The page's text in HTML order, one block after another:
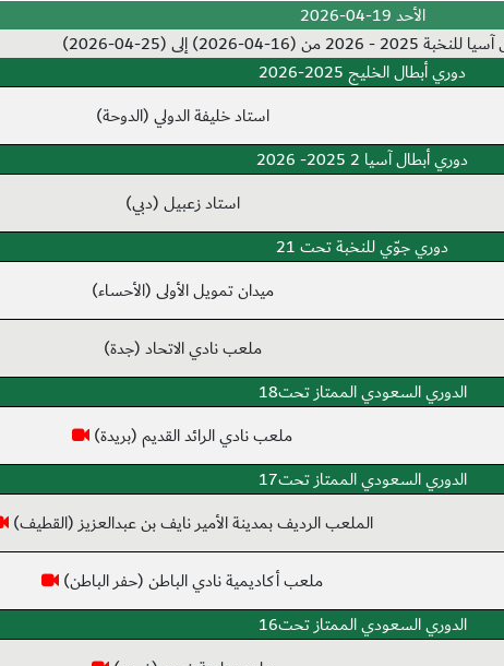
الأحد 19-04-2026
04-2026) إلى (25-04-2026)
دوري أبطال الخليج 2025-2026
استاد خليفة الدولي (الدوحة)
دوري أبطال آسيا 2 2025- 2026
استاد زعبيل (دبي)
دوري جوّي للنخبة تحت 21
ميدان تمويل الأولى (الأحساء)
ملعب نادي الاتحاد (جدة)
الدوري السعودي الممتاز تحت18
ملعب نادي الرائد القديم (بريدة)
الدوري السعودي الممتاز تحت17
الملعب الرديف بمدينة الأمير نايف بن عبدالعزيز (القطيف)
ملعب أكاديمية نادي الباطن (حفر الباطن)
الدوري السعودي الممتاز تحت16